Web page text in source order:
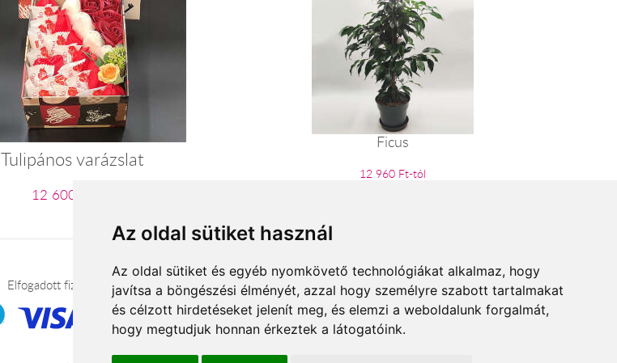
Az oldal sütiket használ
Az oldal sütiket és egyéb nyomkövető technológiákat alkalmaz, hogy
javítsa a böngészési élményét, azzal hogy személyre szabott tartalmakat
és célzott hirdetéseket jelenít meg, és elemzi a weboldalunk forgalmát,
hogy megtudjuk honnan érkeztek a látogatóink.
Tulipános varázslat
12 600 Ft-tól
Ficus
12 960 Ft-tól
Elfogadott fizetési módok